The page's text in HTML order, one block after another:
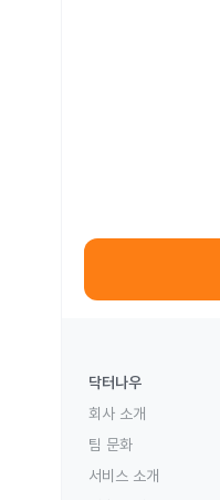
닥터나우
회사 소개
팀 문화
서비스 소개